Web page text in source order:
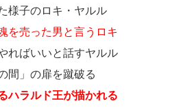
様子のロキ・ヤルル
を売った男と言うロキ
ればいいと話すヤルル
間」の扉を蹴破る
ハラルド王が描かれる